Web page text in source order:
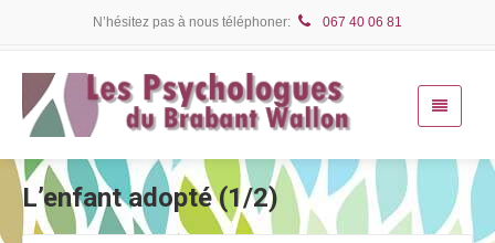
N’hésitez pas à nous téléphoner: 067 40 06 81
L’enfant adopté (1/2)